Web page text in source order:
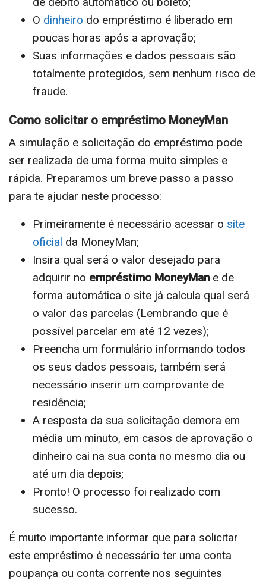
O dinheiro do empréstimo é liberado em
poucas horas após a aprovação;
Suas informações e dados pessoais são
totalmente protegidos, sem nenhum risco de
fraude.
Como solicitar o empréstimo MoneyMan
A simulação e solicitação do empréstimo pode
ser realizada de uma forma muito simples e
rápida. Preparamos um breve passo a passo
para te ajudar neste processo:
Primeiramente é necessário acessar o site
oficial da MoneyMan;
Insira qual será o valor desejado para
adquirir no empréstimo MoneyMan e de
forma automática o site já calcula qual será
o valor das parcelas (Lembrando que é
possível parcelar em até 12 vezes);
Preencha um formulário informando todos
os seus dados pessoais, também será
necessário inserir um comprovante de
residência;
A resposta da sua solicitação demora em
média um minuto, em casos de aprovação o
dinheiro cai na sua conta no mesmo dia ou
até um dia depois;
Pronto! O processo foi realizado com
sucesso.
É muito importante informar que para solicitar
este empréstimo é necessário ter uma conta
poupança ou conta corrente nos seguintes